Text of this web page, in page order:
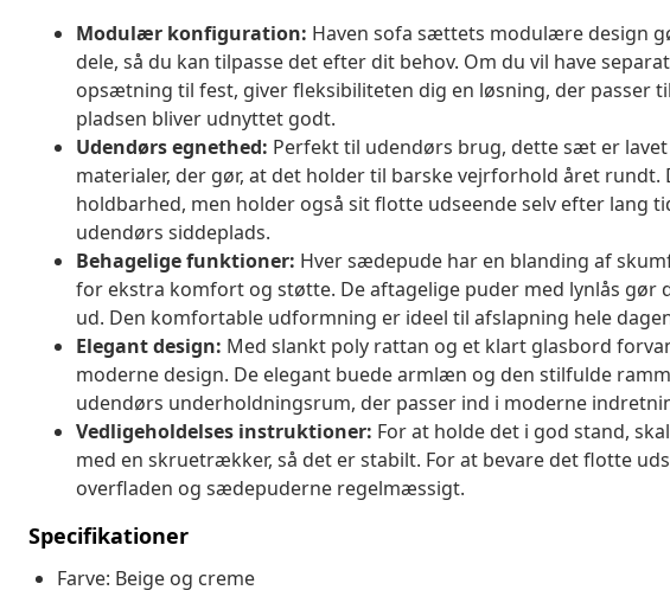
Modulær konfiguration: Haven sofa sættets modulære design
dele, så du kan tilpasse det efter dit behov. Om du vil have
opsætning til fest, giver fleksibiliteten dig en løsning, der passer
pladsen bliver udnyttet godt.
Udendørs egnethed: Perfekt til udendørs brug, dette sæt er
materialer, der gør, at det holder til barske vejrforhold året
holdbarhed, men holder også sit flotte udseende selv efter lang
udendørs siddeplads.
Behagelige funktioner: Hver sædepude har en blanding af
for ekstra komfort og støtte. De aftagelige puder med lynlås gør
ud. Den komfortable udformning er ideel til afslapning hele
Elegant design: Med slankt poly rattan og et klart glasbord
moderne design. De elegant buede armlæn og den stilfulde
udendørs underholdningsrum, der passer ind i moderne
Vedligeholdelses instruktioner: For at holde det i god stand,
med en skruetrækker, så det er stabilt. For at bevare det flotte
overfladen og sædepuderne regelmæssigt.
Specifikationer
Farve: Beige og creme